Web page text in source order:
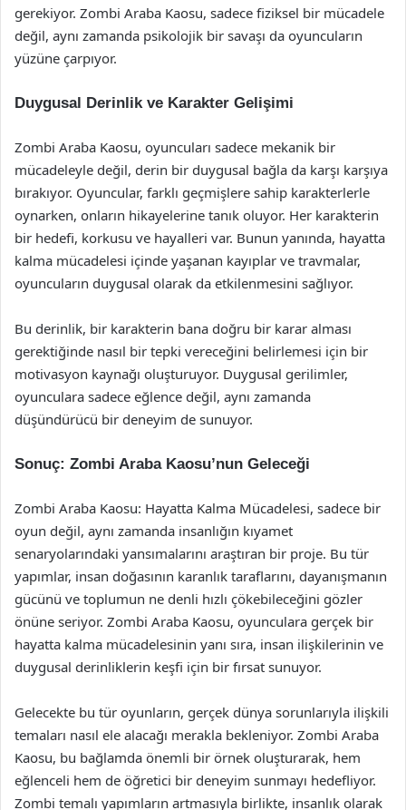
gerekiyor. Zombi Araba Kaosu, sadece fiziksel bir mücadele
değil, aynı zamanda psikolojik bir savaşı da oyuncuların
yüzüne çarpıyor.
Duygusal Derinlik ve Karakter Gelişimi
Zombi Araba Kaosu, oyuncuları sadece mekanik bir
mücadeleyle değil, derin bir duygusal bağla da karşı karşıya
bırakıyor. Oyuncular, farklı geçmişlere sahip karakterlerle
oynarken, onların hikayelerine tanık oluyor. Her karakterin
bir hedefi, korkusu ve hayalleri var. Bunun yanında, hayatta
kalma mücadelesi içinde yaşanan kayıplar ve travmalar,
oyuncuların duygusal olarak da etkilenmesini sağlıyor.
Bu derinlik, bir karakterin bana doğru bir karar alması
gerektiğinde nasıl bir tepki vereceğini belirlemesi için bir
motivasyon kaynağı oluşturuyor. Duygusal gerilimler,
oyunculara sadece eğlence değil, aynı zamanda
düşündürücü bir deneyim de sunuyor.
Sonuç: Zombi Araba Kaosu’nun Geleceği
Zombi Araba Kaosu: Hayatta Kalma Mücadelesi, sadece bir
oyun değil, aynı zamanda insanlığın kıyamet
senaryolarındaki yansımalarını araştıran bir proje. Bu tür
yapımlar, insan doğasının karanlık taraflarını, dayanışmanın
gücünü ve toplumun ne denli hızlı çökebileceğini gözler
önüne seriyor. Zombi Araba Kaosu, oyunculara gerçek bir
hayatta kalma mücadelesinin yanı sıra, insan ilişkilerinin ve
duygusal derinliklerin keşfi için bir fırsat sunuyor.
Gelecekte bu tür oyunların, gerçek dünya sorunlarıyla ilişkili
temaları nasıl ele alacağı merakla bekleniyor. Zombi Araba
Kaosu, bu bağlamda önemli bir örnek oluşturarak, hem
eğlenceli hem de öğretici bir deneyim sunmayı hedefliyor.
Zombi temalı yapımların artmasıyla birlikte, insanlık olarak